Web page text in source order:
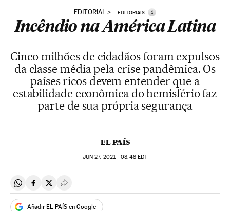
EDITORIAL EDITORIAIS i
Incêndio na América Latina
Cinco milhões de cidadãos foram expulsos
da classe média pela crise pandêmica. Os
países ricos devem entender que a
estabilidade econômica do hemisfério faz
parte de sua própria segurança
EL PAÍS
JUN 27, 2021 - 08:48EDT
Compartir en Whatsapp
Compartir en Facebook
Compartir en Twitter
Desplegar Redes Sociales
Añadir EL PAÍS en Google